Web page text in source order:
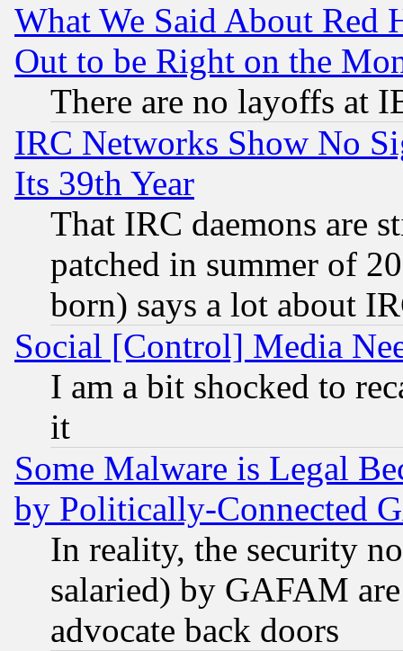
What We Said About Red
Out to be Right on the
There are no layoffs at
IRC Networks Show No
Its 39th Year
That IRC daemons are
patched in summer of
born) says a lot about
Social [Control] Media
I am a bit shocked to
it
Some Malware is Legal
by Politically-Connected
In reality, the security
salaried) by GAFAM
advocate back doors